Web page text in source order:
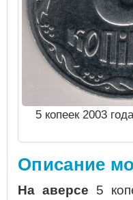
5 копеек 2003
Описание
На аверсе 5